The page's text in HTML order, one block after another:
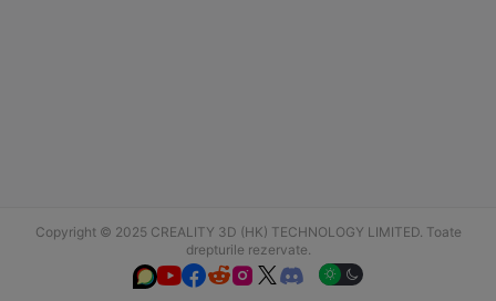
Copyright © 2025 CREALITY 3D (HK) TECHNOLOGY LIMITED. Toate
drepturile rezervate.
  